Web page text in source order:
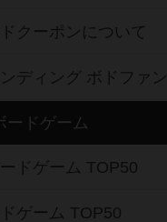
クーポンについて
ディング ボドファン
ードゲーム
ドゲーム TOP50
ゲーム TOP50